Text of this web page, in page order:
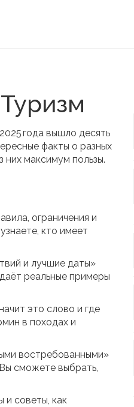
года вышло десять
факты о разных
них максимум пользы.
ограничения и
кто имеет
и лучшие даты»
реальные примеры
это слово и где
в походах и
востребованными»
сможете выбрать,
и советы, как